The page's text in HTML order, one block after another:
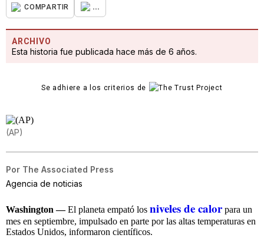
COMPARTIR ...
ARCHIVO
Esta historia fue publicada hace más de 6 años.
Se adhiere a los criterios de
(AP)
Por The Associated Press
Agencia de noticias
Washington —El planeta empató los niveles de calorpara un
mes en septiembre, impulsado en parte por las altas temperaturas en
Estados Unidos, informaron científicos.